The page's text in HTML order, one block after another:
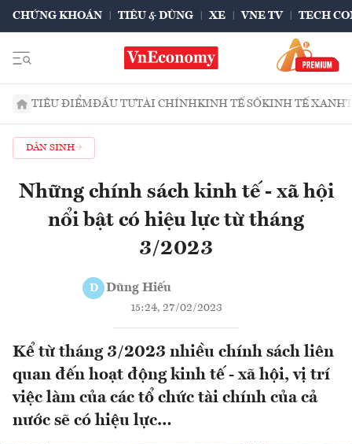
CHỨNG KHOÁN TIÊU & DÙNG XE VNE TV TECH
TIÊU ĐIỂMĐẦU TƯTÀI CHÍNHKINH TẾ SỐKINH TẾ XANH
DÂN SINH
Những chính sách kinh tế - xã hội
nổi bật có hiệu lực từ tháng
3/2023
D Dũng Hiếu
15:24, 27/02/2023
Kể từ tháng 3/2023 nhiều chính sách liên
quan đến hoạt động kinh tế - xã hội, vị trí
việc làm của các tổ chức tài chính của cả
nước sẽ có hiệu lực…